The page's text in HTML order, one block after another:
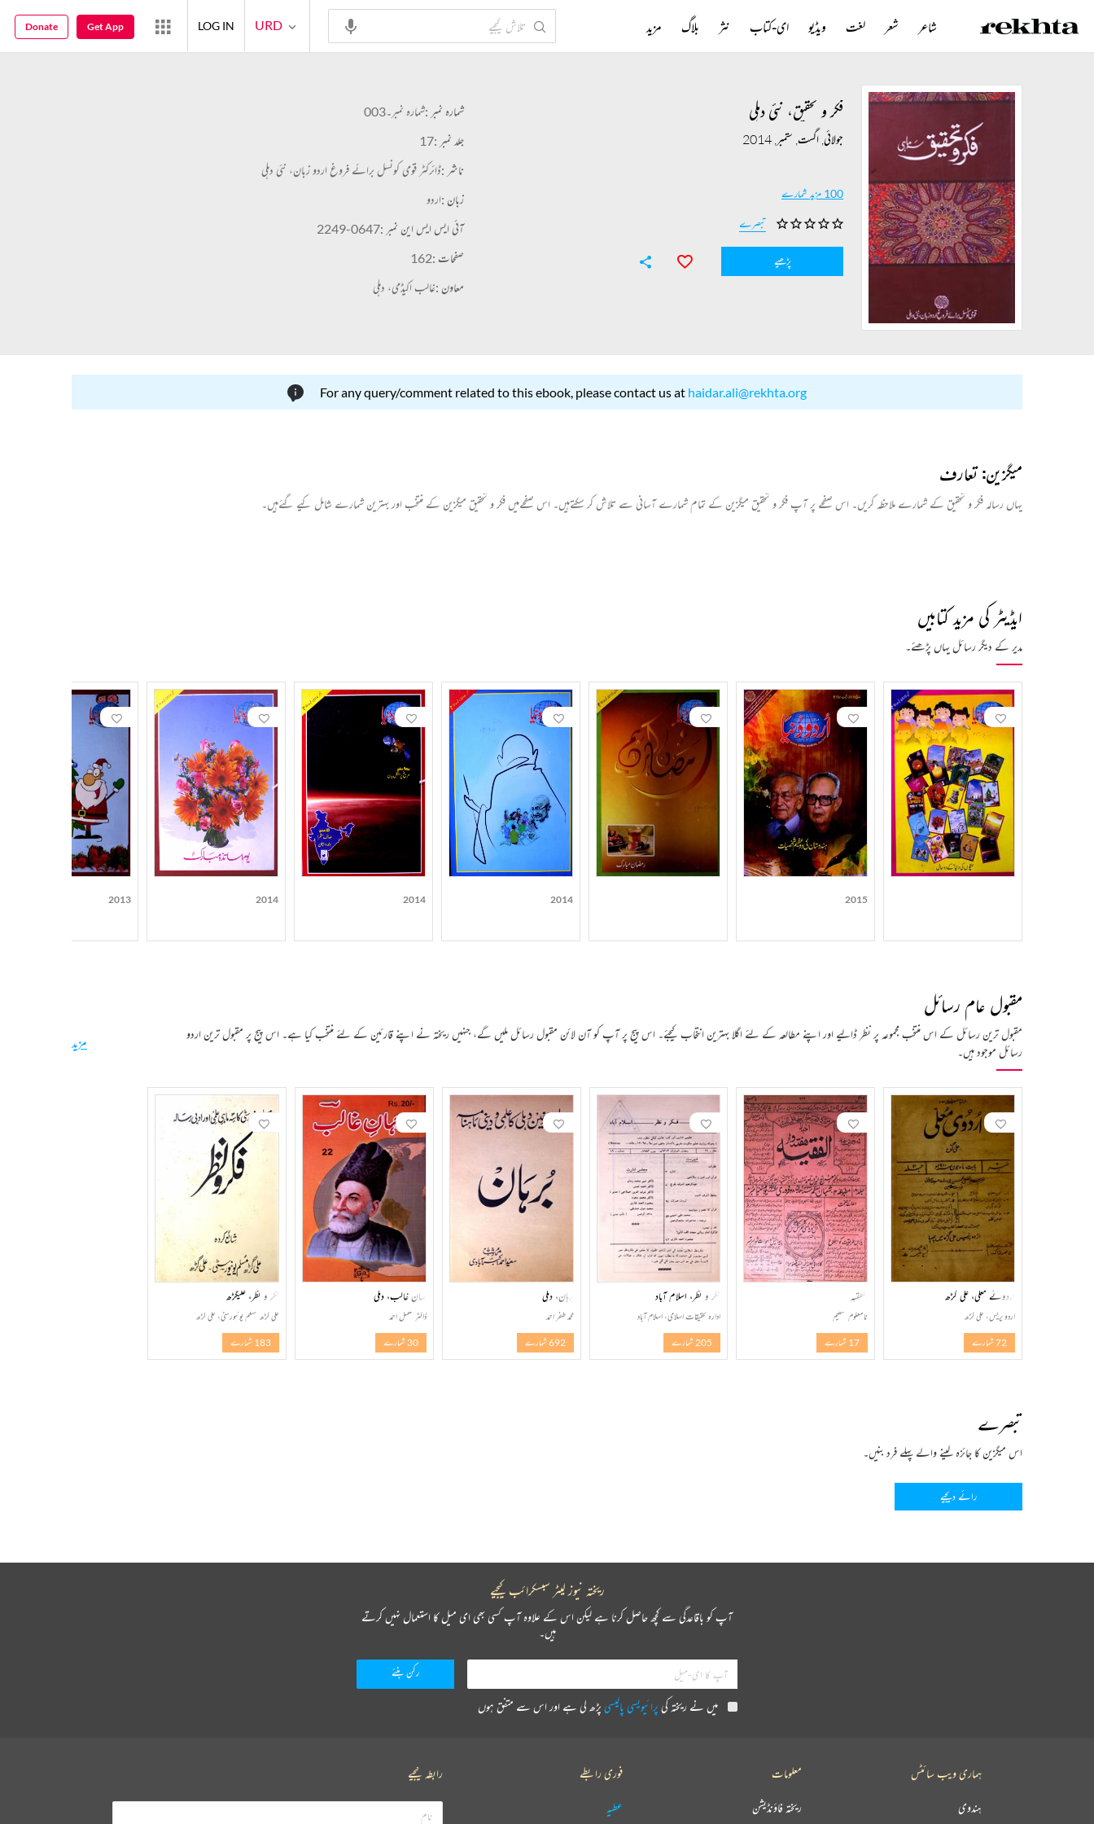
فکر و تحقیق، نئی دہلی
جولائی, اگست, ستمبر, 2014
100 مزید شمارے
تبصرے
پڑھیے
شمارہ نمبر :شمارہ نمبر۔003
جلد نمبر :17
ناشر :ڈائرکٹر قومی کونسل برائے فروغ اردو زبان، نئی دہلی
زبان :اردو
آئی ایس ایس این نمبر :2249-0647
صفحات :162
معاون :غالب اکیڈمی، دہلی
For any query/comment related to this ebook, please contact us at haidar.ali@rekhta.org
میگزین: تعارف
یہاں رسالہ فکر و تحقیق کے شمارے ملاحظہ کریں۔ اس صفحے پر آپ فکر و تحقیق میگزین کے تمام شمارے آسانی سے تلاش کر سکتےہیں۔ اس صفحےمیں فکر و تحقیق میگزین کے منتخب اور بہترین شمارے شامل کیے گئےہیں۔
ایڈیٹر کی مزید کتابیں
مدیر کے دیگر رسائل یہاں پڑھئے۔
2015
2014
2014
2014
2013
مقبول عام رسائل
مقبول ترین رسائل کے اس منتخب مجموعہ پر نظر ڈالیے اور اپنے مطالعہ کے لئے اگلا بہترین انتخاب کیجئے۔ اس پیج پر آپ کو آن لائن مقبول رسائل ملیں گے، جنہیں ریختہ نے اپنے قارئین کے لئے منتخب کیا ہے۔ اس پیج پر مقبول ترین اردو
رسائل موجود ہیں۔
مزید
اردوئے معلی، علی گڑھ
اردو پریس، علی گڑھ
72 شمارے
الفقیہ
نامعلوم تنظیم
17 شمارے
فکر و نظر، اسلام آباد
ادارہ تحقیقات اسلامی، اسلام آباد
205 شمارے
برہان، دہلی
محمد ظفر احمد
692 شمارے
جہان غالب، دہلی
ڈاکٹر عقیل احمد
30 شمارے
فکر و نظر، علیگڑھ
علی گڑھ مسلم یونیورسٹی، علی گڑھ
183 شمارے
تبصرے
اس میگزین کا جائزہ لینے والے پہلے فرد بنیں۔
رائے دیجیے
شاعر شعر لغت ویڈیو ای-کتاب نثر بلاگ مزید URD
LOG IN
Get App
Donate
ریختہ نیوز لیٹر سبسکرائب کیجیے
آپ کو باقاعدگی سے کچھ حاصل کرنا ہے لیکن اس کے علاوہ آپ کسی بھی ای میل کا استعمال نہیں کرتے
ہیں۔
میں نے ریختہ کیپرائیویسی پالیسیپڑھ لی ہے اور اس سے متفق ہوں
فوری رابطے
عطیہ
معلومات
ریختہ فاؤنڈیشن
ہماری ویب سائٹس
ہندوی
رابطہ کیجیے